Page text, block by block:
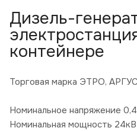
Дизель-
контейнере
Торговая марка ЭТРО, АРГУС
Номинальное напряжение
Номинальная мощность